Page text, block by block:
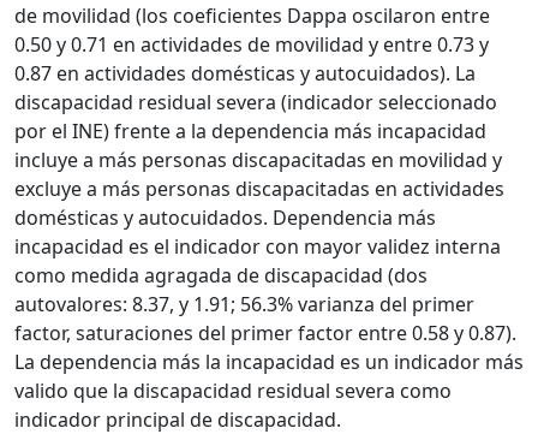
de movilidad (los coeficientes Dappa oscilaron entre
0.50 y 0.71 en actividades de movilidad y entre 0.73 y
0.87 en actividades domésticas y autocuidados). La
discapacidad residual severa (indicador seleccionado
por el INE) frente a la dependencia más incapacidad
incluye a más personas discapacitadas en movilidad y
excluye a más personas discapacitadas en actividades
domésticas y autocuidados. Dependencia más
incapacidad es el indicador con mayor validez interna
como medida agragada de discapacidad (dos
autovalores: 8.37, y 1.91; 56.3% varianza del primer
factor, saturaciones del primer factor entre 0.58 y 0.87).
La dependencia más la incapacidad es un indicador más
valido que la discapacidad residual severa como
indicador principal de discapacidad.